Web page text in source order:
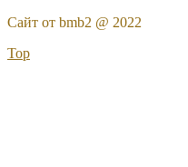
Сайт от bmb2 @ 2022
Top